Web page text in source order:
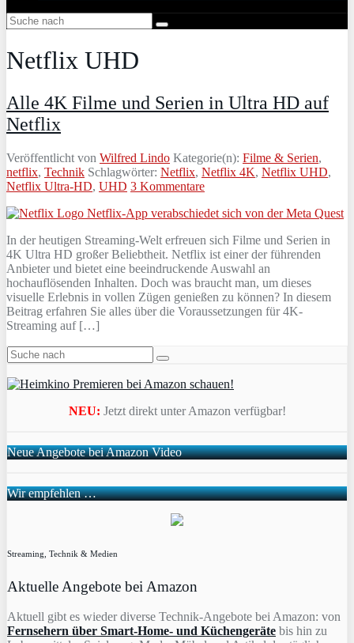
Netflix UHD
Alle 4K Filme und Serien in Ultra HD auf
Netflix
Veröffentlicht von Wilfred Lindo Kategorie(n): Filme & Serien,
netflix, Technik Schlagwörter: Netflix, Netflix 4K, Netflix UHD,
Netflix Ultra-HD, UHD 3 Kommentare
In der heutigen Streaming-Welt erfreuen sich Filme und Serien in
4K Ultra HD großer Beliebtheit. Netflix ist einer der führenden
Anbieter und bietet eine beeindruckende Auswahl an
hochauflösenden Inhalten. Doch was braucht man, um dieses
visuelle Erlebnis in vollen Zügen genießen zu können? In diesem
Beitrag erfahren Sie alles über die Voraussetzungen für 4K-
Streaming auf […]
NEU: Jetzt direkt unter Amazon verfügbar!
Neue Angebote bei Amazon Video
Wir empfehlen …
Streaming, Technik & Medien
Aktuelle Angebote bei Amazon
Aktuell gibt es wieder diverse Technik-Angebote bei Amazon: von
Fernsehern über Smart-Home- und Küchengeräte bis hin zu